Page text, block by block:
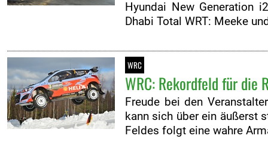
Hyundai New Generation
Dhabi Total WRT: Meeke
WRC
WRC: Rekordfeld für die
Freude bei den
kann sich über ein äußerst
Feldes folgt eine wahre